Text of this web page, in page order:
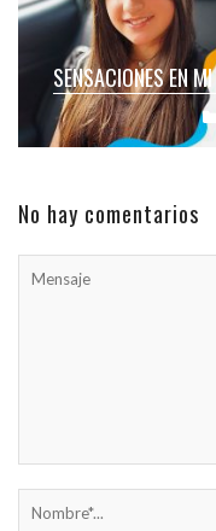
SENSACIONES EN
No hay comentarios